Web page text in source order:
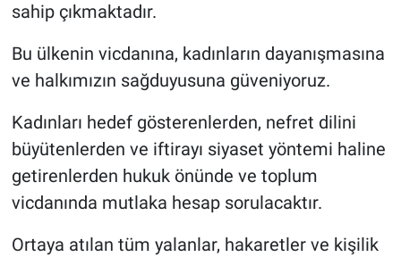
sahip çıkmaktadır.
Bu ülkenin vicdanına, kadınların dayanışmasına
ve halkımızın sağduyusuna güveniyoruz.
Kadınları hedef gösterenlerden, nefret dilini
büyütenlerden ve iftirayı siyaset yöntemi haline
getirenlerden hukuk önünde ve toplum
vicdanında mutlaka hesap sorulacaktır.
Ortaya atılan tüm yalanlar, hakaretler ve kişilik